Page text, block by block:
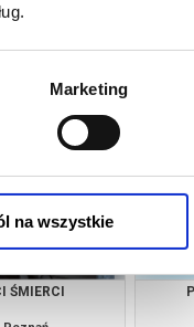
Marketing
na wszystkie
I JA
kup bilet
ŚMIERCI